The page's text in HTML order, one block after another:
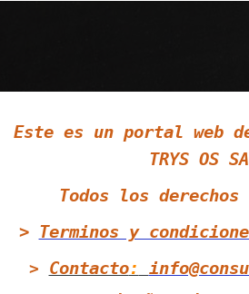
Este es un portal web
TRYS OS
Todos los derechos
> Terminos y
> Contacto: